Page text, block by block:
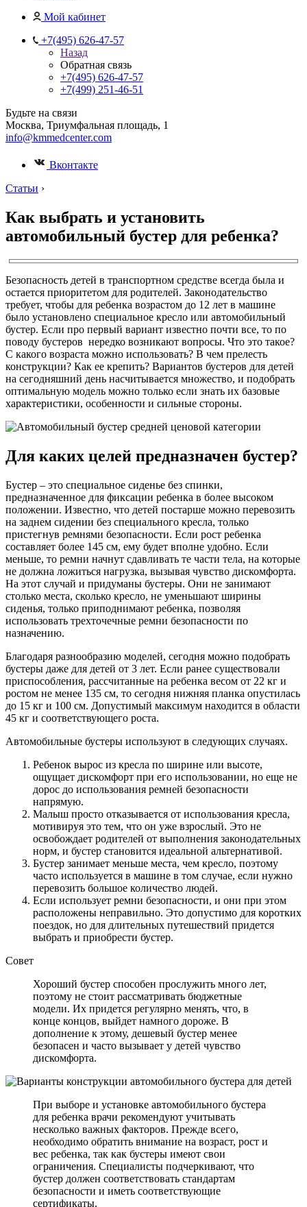
Мой кабинет
+7(495) 626-47-57
Назад
Обратная связь
+7(495) 626-47-57
+7(499) 251-46-51
Будьте на связи
Москва, Триумфальная площадь, 1
info@kmmedcenter.com
Вконтакте
Статьи ›
Как выбрать и установить
автомобильный бустер для ребенка?
Безопасность детей в транспортном средстве всегда была и
остается приоритетом для родителей. Законодательство
требует, чтобы для ребенка возрастом до 12 лет в машине
было установлено специальное кресло или автомобильный
бустер. Если про первый вариант известно почти все, то по
поводу бустеров нередко возникают вопросы. Что это такое?
С какого возраста можно использовать? В чем прелесть
конструкции? Как ее крепить? Вариантов бустеров для детей
на сегодняшний день насчитывается множество, и подобрать
оптимальную модель можно только если знать их базовые
характеристики, особенности и сильные стороны.
Для каких целей предназначен бустер?
Бустер – это специальное сиденье без спинки,
предназначенное для фиксации ребенка в более высоком
положении. Известно, что детей постарше можно перевозить
на заднем сидении без специального кресла, только
пристегнув ремнями безопасности. Если рост ребенка
составляет более 145 см, ему будет вполне удобно. Если
меньше, то ремни начнут сдавливать те части тела, на которые
не должна ложиться нагрузка, вызывая чувство дискомфорта.
На этот случай и придуманы бустеры. Они не занимают
столько места, сколько кресло, не уменьшают ширины
сиденья, только приподнимают ребенка, позволяя
использовать трехточечные ремни безопасности по
назначению.
Благодаря разнообразию моделей, сегодня можно подобрать
бустеры даже для детей от 3 лет. Если ранее существовали
приспособления, рассчитанные на ребенка весом от 22 кг и
ростом не менее 135 см, то сегодня нижняя планка опустилась
до 15 кг и 100 см. Допустимый максимум находится в области
45 кг и соответствующего роста.
Автомобильные бустеры используют в следующих случаях.
Ребенок вырос из кресла по ширине или высоте,
ощущает дискомфорт при его использовании, но еще не
дорос до использования ремней безопасности
напрямую.
Малыш просто отказывается от использования кресла,
мотивируя это тем, что он уже взрослый. Это не
освобождает родителей от выполнения законодательных
норм, и бустер становится идеальной альтернативой.
Бустер занимает меньше места, чем кресло, поэтому
часто используется в машине в том случае, если нужно
перевозить большое количество людей.
Если использует ремни безопасности, и они при этом
расположены неправильно. Это допустимо для коротких
поездок, но для длительных путешествий придется
выбрать и приобрести бустер.
Совет
Хороший бустер способен прослужить много лет,
поэтому не стоит рассматривать бюджетные
модели. Их придется регулярно менять, что, в
конце концов, выйдет намного дороже. В
дополнение к этому, дешевый бустер менее
безопасен и часто вызывает у детей чувство
дискомфорта.
При выборе и установке автомобильного бустера
для ребенка врачи рекомендуют учитывать
несколько важных факторов. Прежде всего,
необходимо обратить внимание на возраст, рост и
вес ребенка, так как бустеры имеют свои
ограничения. Специалисты подчеркивают, что
бустер должен соответствовать стандартам
безопасности и иметь соответствующие
сертификаты.